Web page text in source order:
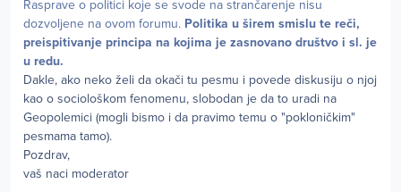
Rasprave o politici koje se svode na strančarenje nisu
dozvoljene na ovom forumu. Politika u širem smislu te reči,
preispitivanje principa na kojima je zasnovano društvo i sl. je
u redu.
Dakle, ako neko želi da okači tu pesmu i povede diskusiju o njoj
kao o sociološkom fenomenu, slobodan je da to uradi na
Geopolemici (mogli bismo i da pravimo temu o "pokloničkim"
pesmama tamo).
Pozdrav,
vaš naci moderator